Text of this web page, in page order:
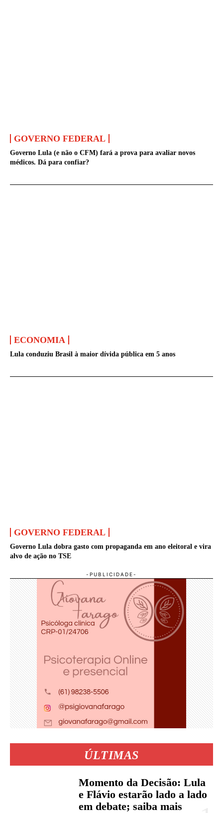
GOVERNO FEDERAL
Governo Lula (e não o CFM) fará a prova para avaliar novos
médicos. Dá para confiar?
ECONOMIA
Lula conduziu Brasil à maior dívida pública em 5 anos
GOVERNO FEDERAL
Governo Lula dobra gasto com propaganda em ano eleitoral e vira
alvo de ação no TSE
ÚLTIMAS
Momento da Decisão: Lula
e Flávio estarão lado a lado
em debate; saiba mais